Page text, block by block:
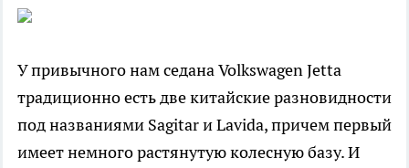
У привычного нам седана Volkswagen Jetta
традиционно есть две китайские разновидности
под названиями Sagitar и Lavida, причем первый
имеет немного растянутую колесную базу. И